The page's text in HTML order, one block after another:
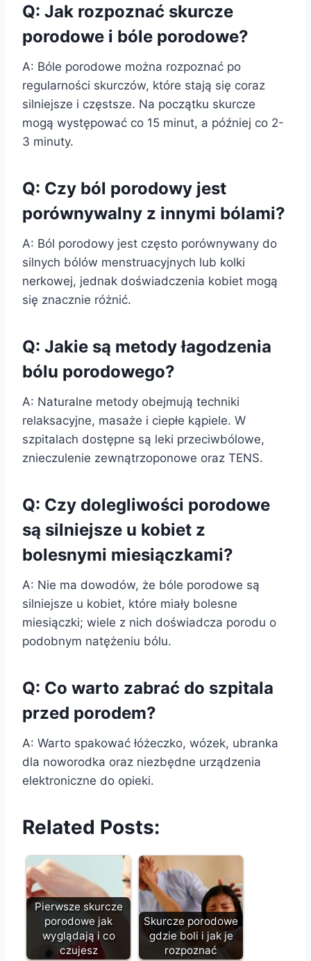
Q: Jak rozpoznać skurcze
porodowe i bóle porodowe?
A: Bóle porodowe można rozpoznać po
regularności skurczów, które stają się coraz
silniejsze i częstsze. Na początku skurcze
mogą występować co 15 minut, a później co 2-
3 minuty.
Q: Czy ból porodowy jest
porównywalny z innymi bólami?
A: Ból porodowy jest często porównywany do
silnych bólów menstruacyjnych lub kolki
nerkowej, jednak doświadczenia kobiet mogą
się znacznie różnić.
Q: Jakie są metody łagodzenia
bólu porodowego?
A: Naturalne metody obejmują techniki
relaksacyjne, masaże i ciepłe kąpiele. W
szpitalach dostępne są leki przeciwbólowe,
znieczulenie zewnątrzoponowe oraz TENS.
Q: Czy dolegliwości porodowe
są silniejsze u kobiet z
bolesnymi miesiączkami?
A: Nie ma dowodów, że bóle porodowe są
silniejsze u kobiet, które miały bolesne
miesiączki; wiele z nich doświadcza porodu o
podobnym natężeniu bólu.
Q: Co warto zabrać do szpitala
przed porodem?
A: Warto spakować łóżeczko, wózek, ubranka
dla noworodka oraz niezbędne urządzenia
elektroniczne do opieki.
Related Posts:
Pierwsze skurcze
porodowe jak
wyglądają i co
czujesz
Skurcze porodowe
gdzie boli i jak je
rozpoznać